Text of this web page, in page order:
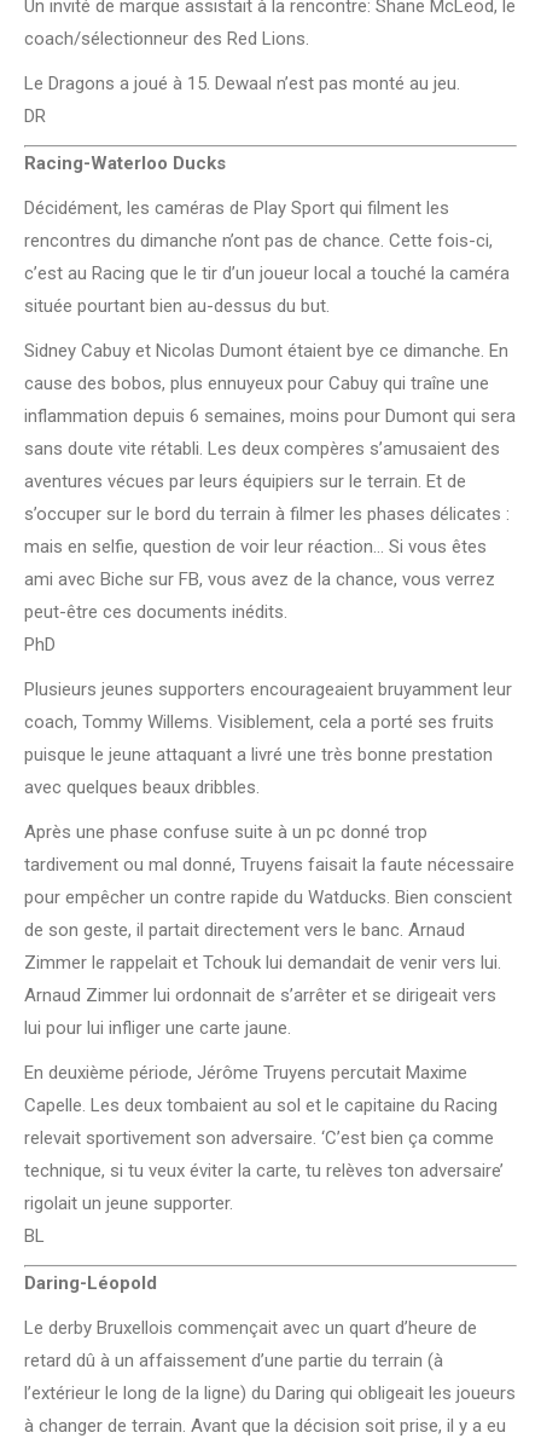
Un invité de marque assistait à la rencontre: Shane McLeod, le
coach/sélectionneur des Red Lions.
Le Dragons a joué à 15. Dewaal n’est pas monté au jeu.
DR
Racing-Waterloo Ducks
Décidément, les caméras de Play Sport qui filment les
rencontres du dimanche n’ont pas de chance. Cette fois-ci,
c’est au Racing que le tir d’un joueur local a touché la caméra
située pourtant bien au-dessus du but.
Sidney Cabuy et Nicolas Dumont étaient bye ce dimanche. En
cause des bobos, plus ennuyeux pour Cabuy qui traîne une
inflammation depuis 6 semaines, moins pour Dumont qui sera
sans doute vite rétabli. Les deux compères s’amusaient des
aventures vécues par leurs équipiers sur le terrain. Et de
s’occuper sur le bord du terrain à filmer les phases délicates :
mais en selfie, question de voir leur réaction… Si vous êtes
ami avec Biche sur FB, vous avez de la chance, vous verrez
peut-être ces documents inédits.
PhD
Plusieurs jeunes supporters encourageaient bruyamment leur
coach, Tommy Willems. Visiblement, cela a porté ses fruits
puisque le jeune attaquant a livré une très bonne prestation
avec quelques beaux dribbles.
Après une phase confuse suite à un pc donné trop
tardivement ou mal donné, Truyens faisait la faute nécessaire
pour empêcher un contre rapide du Watducks. Bien conscient
de son geste, il partait directement vers le banc. Arnaud
Zimmer le rappelait et Tchouk lui demandait de venir vers lui.
Arnaud Zimmer lui ordonnait de s’arrêter et se dirigeait vers
lui pour lui infliger une carte jaune.
En deuxième période, Jérôme Truyens percutait Maxime
Capelle. Les deux tombaient au sol et le capitaine du Racing
relevait sportivement son adversaire. ‘C’est bien ça comme
technique, si tu veux éviter la carte, tu relèves ton adversaire’
rigolait un jeune supporter.
BL
Daring-Léopold
Le derby Bruxellois commençait avec un quart d’heure de
retard dû à un affaissement d’une partie du terrain (à
l’extérieur le long de la ligne) du Daring qui obligeait les joueurs
à changer de terrain. Avant que la décision soit prise, il y a eu